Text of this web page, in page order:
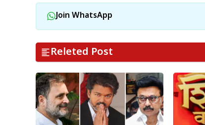
Join WhatsApp
Releted Post